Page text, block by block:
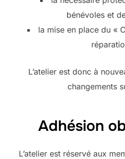
bénévoles et
la mise en place du «
L’atelier est donc à
changements
Adhésion
L’atelier est réservé aux